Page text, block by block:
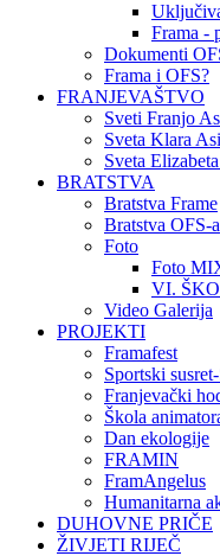
Frama -
Dokumenti
Frama i OFS?
FRANJEVAŠTVO
Sveti Franjo
Sveta Klara
Sveta
BRATSTVA
Bratstva Frame
Bratstva OFS-a
Foto
Foto
VI.
Video Galerija
PROJEKTI
Framafest
Sportski
Franjevački
Škola
Dan ekologije
FRAMIN
FramAngelus
Humanitarna
DUHOVNE PRIČE
ŽIVJETI RIJEČ